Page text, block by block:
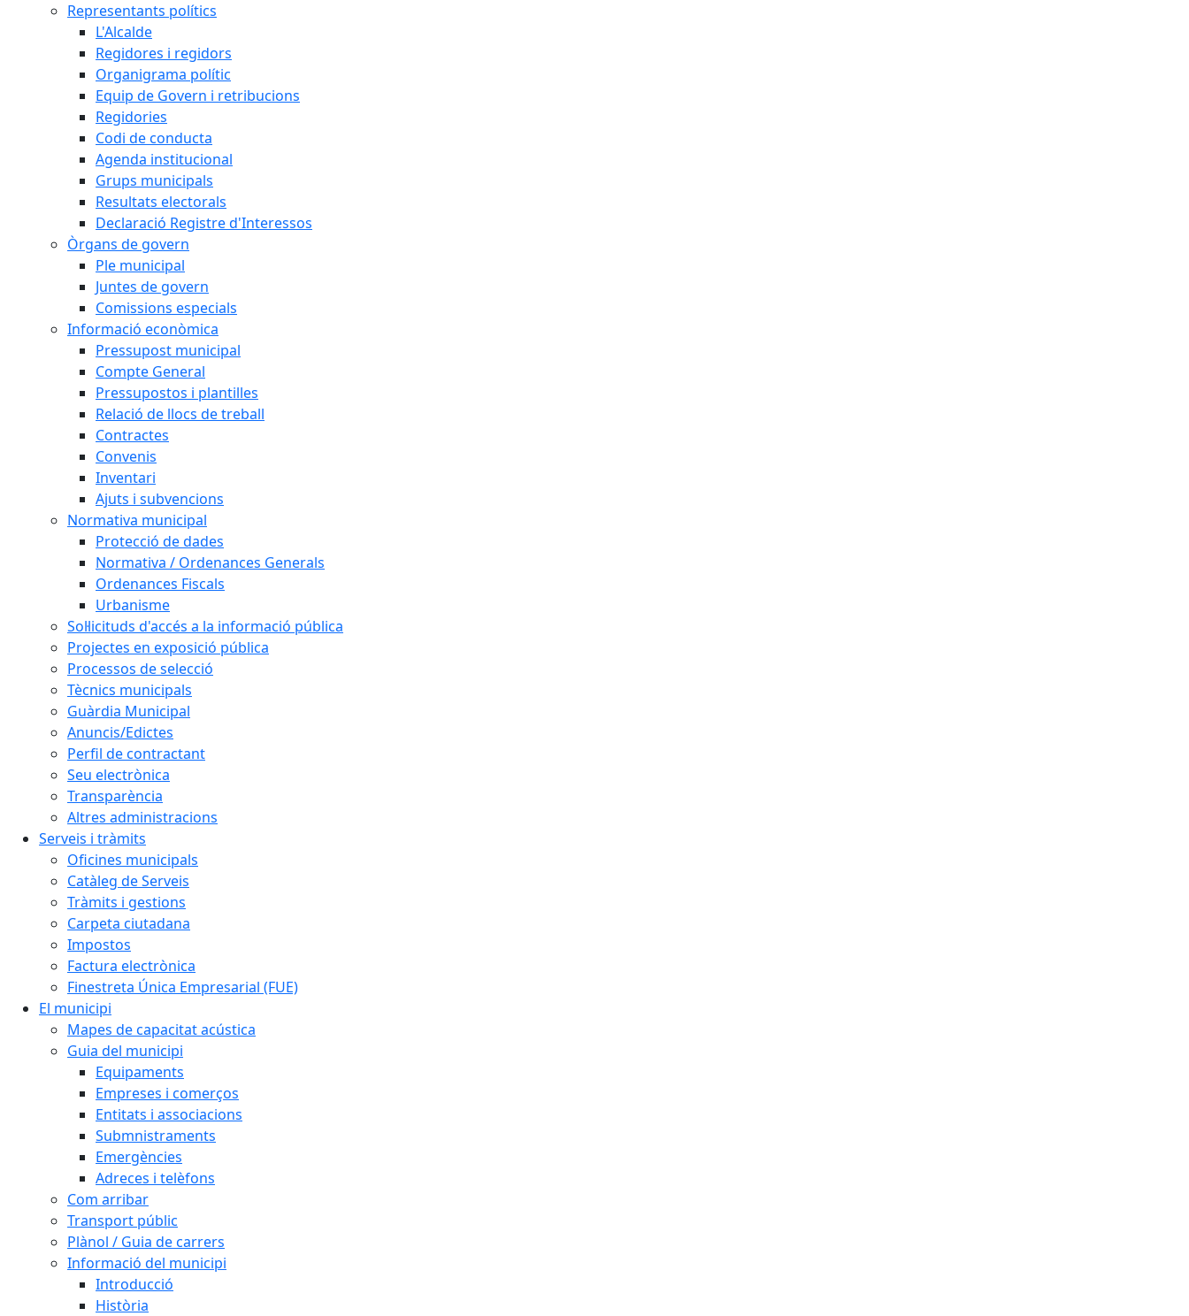
Representants polítics
L'Alcalde
Regidores i regidors
Organigrama polític
Equip de Govern i retribucions
Regidories
Codi de conducta
Agenda institucional
Grups municipals
Resultats electorals
Declaració Registre d'Interessos
Òrgans de govern
Ple municipal
Juntes de govern
Comissions especials
Informació econòmica
Pressupost municipal
Compte General
Pressupostos i plantilles
Relació de llocs de treball
Contractes
Convenis
Inventari
Ajuts i subvencions
Normativa municipal
Protecció de dades
Normativa / Ordenances Generals
Ordenances Fiscals
Urbanisme
Sol·licituds d'accés a la informació pública
Projectes en exposició pública
Processos de selecció
Tècnics municipals
Guàrdia Municipal
Anuncis/Edictes
Perfil de contractant
Seu electrònica
Transparència
Altres administracions
Serveis i tràmits
Oficines municipals
Catàleg de Serveis
Tràmits i gestions
Carpeta ciutadana
Impostos
Factura electrònica
Finestreta Única Empresarial (FUE)
El municipi
Mapes de capacitat acústica
Guia del municipi
Equipaments
Empreses i comerços
Entitats i associacions
Submnistraments
Emergències
Adreces i telèfons
Com arribar
Transport públic
Plànol / Guia de carrers
Informació del municipi
Introducció
Història